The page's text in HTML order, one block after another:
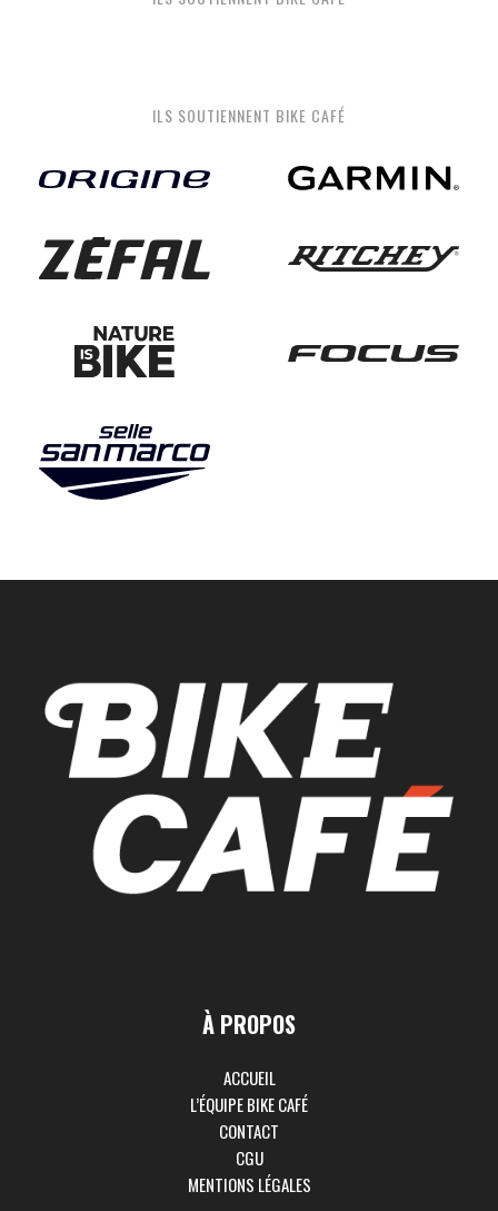
À PROPOS
ACCUEIL
L’ÉQUIPE BIKE CAFÉ
CONTACT
CGU
MENTIONS LÉGALES